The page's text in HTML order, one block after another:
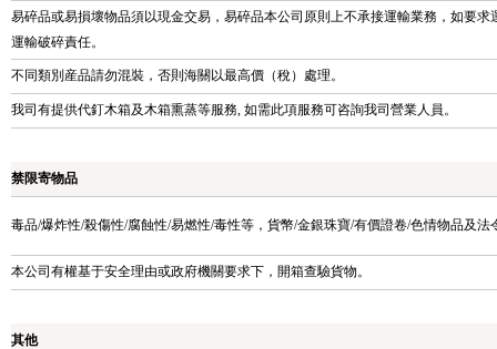
易碎品或易損壞物品須以現金交易，易碎品本公司原則上不承接運輸業務，如要
運輸破碎責任。
不同類別産品請勿混裝，否則海關以最高價（稅）處理。
我司有提供代釘木箱及木箱熏蒸等服務, 如需此項服務可咨詢我司營業人員。
禁限寄物品
毒品/爆炸性/殺傷性/腐蝕性/易燃性/毒性等，貨幣/金銀珠寶/有價證卷/色情物品及法
本公司有權基于安全理由或政府機關要求下，開箱查驗貨物。
其他